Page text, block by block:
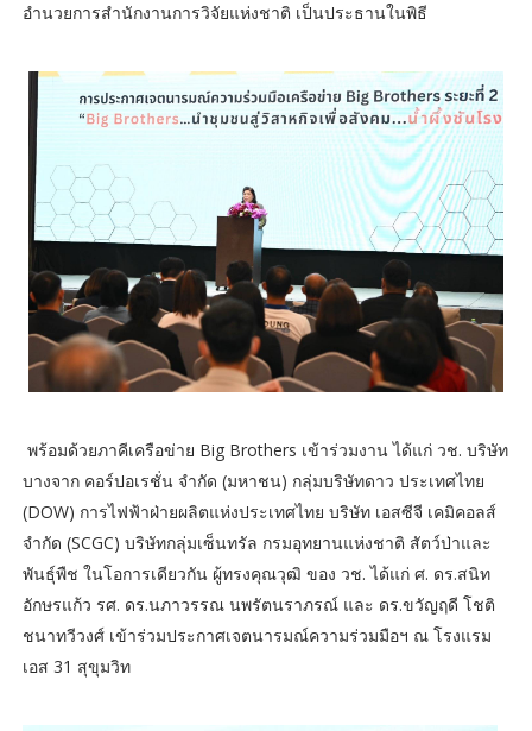
อำนวยการสำนักงานการวิจัยแห่งชาติ เป็นประธานในพิธี
พร้อมด้วยภาคีเครือข่าย Big Brothers เข้าร่วมงาน ได้แก่ วช. บริษัท
บางจาก คอร์ปอเรชั่น จำกัด (มหาชน) กลุ่มบริษัทดาว ประเทศไทย
(DOW) การไฟฟ้าฝ่ายผลิตแห่งประเทศไทย บริษัท เอสซีจี เคมิคอลส์
จำกัด (SCGC) บริษัทกลุ่มเซ็นทรัล กรมอุทยานแห่งชาติ สัตว์ป่าและ
พันธุ์พืช ในโอการเดียวกัน ผู้ทรงคุณวุฒิ ของ วช. ได้แก่ ศ. ดร.สนิท
อักษรแก้ว รศ. ดร.นภาวรรณ นพรัตนราภรณ์ และ ดร.ขวัญฤดี โชติ
ชนาทวีวงศ์ เข้าร่วมประกาศเจตนารมณ์ความร่วมมือฯ ณ โรงแรม
เอส 31 สุขุมวิท